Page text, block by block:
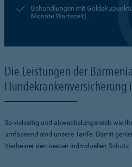
Behandlungen mit
Monate Wartezeit)
Die Leistungen der Barmenia
Hundekrankenversicherung
So vielseitig und abwechslungsreich wie
umfassend sind unsere Tarife. Damit
Vierbeiner den besten individuellen Schutz.